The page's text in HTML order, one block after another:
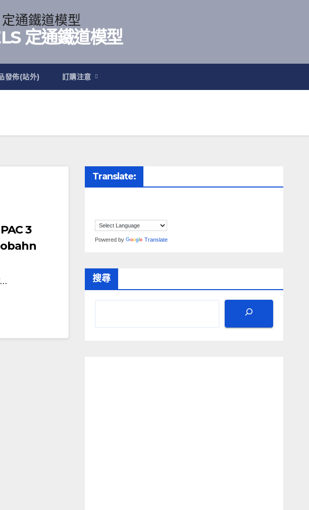
定通鐵道模型
發佈(站外) 訂購注意
3
Translate:
Powered by Translate
搜尋